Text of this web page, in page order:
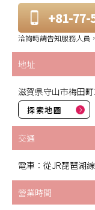
+81-77-
洽詢時請告知服務人員
地址
滋賀県守山市梅田
探索地圖
交通
電車：從JR琵琶湖
營業時間